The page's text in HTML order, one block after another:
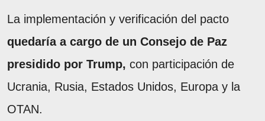
La implementación y verificación del pacto
quedaría a cargo de un Consejo de Paz
presidido por Trump, con participación de
Ucrania, Rusia, Estados Unidos, Europa y la
OTAN.